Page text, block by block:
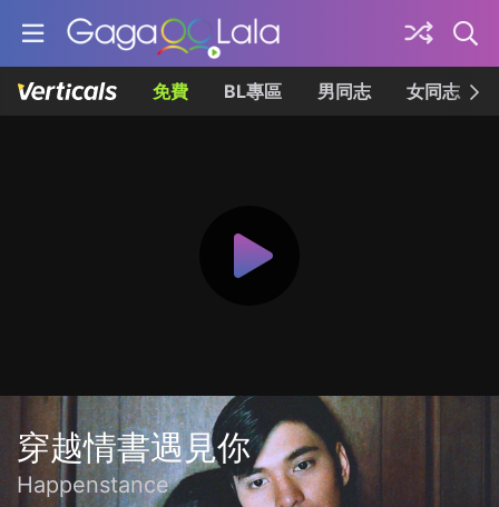
免費 BL專區 男同志 女同志
穿越情書遇見你
Happenstance